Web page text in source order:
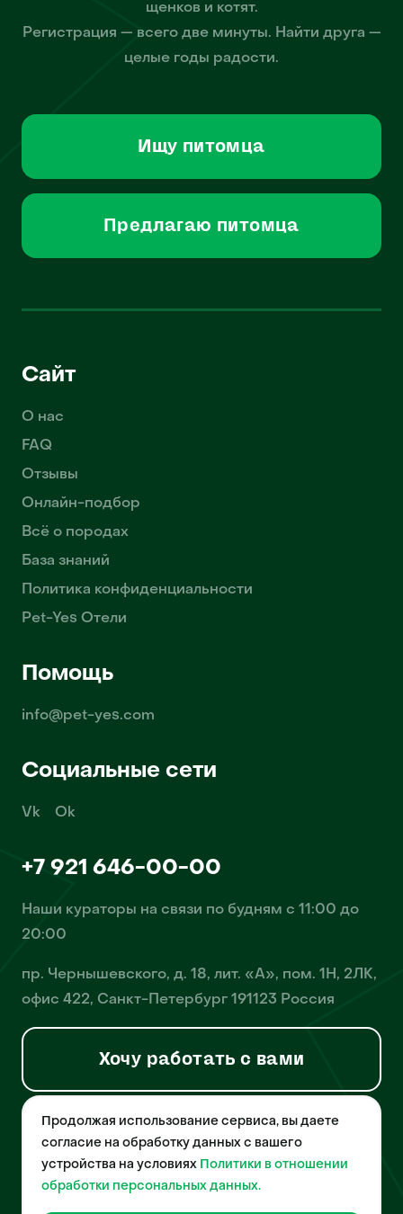
щенков и котят.
Регистрация — всего две минуты. Найти друга —
целые годы радости.
Ищу питомца
Предлагаю питомца
Сайт
О нас
FAQ
Отзывы
Онлайн-подбор
Всё о породах
База знаний
Политика конфиденциальности
Pet-Yes Отели
Помощь
info@pet-yes.com
Социальные сети
Vk Ok
+7 921 646-00-00
Наши кураторы на связи по будням с 11:00 до
20:00
пр. Чернышевского, д. 18, лит. «А», пом. 1Н, 2ЛК,
офис 422, Санкт-Петербург 191123 Россия
Хочу работать с вами
© 2026 Pet-Yes. ООО «Биржа домашних животных «Пет-Ес»
осуществляет деятельность в области информационных
технологий, деятельность по разработке и эксплуатации
собственного программного обеспечения, деятельность
порталов в информационно-коммуникационной сети Интернет и
Продолжая использование сервиса, вы даете
согласие на обработку данных с вашего
устройства на условиях Политики в отношении
обработки персональных данных.